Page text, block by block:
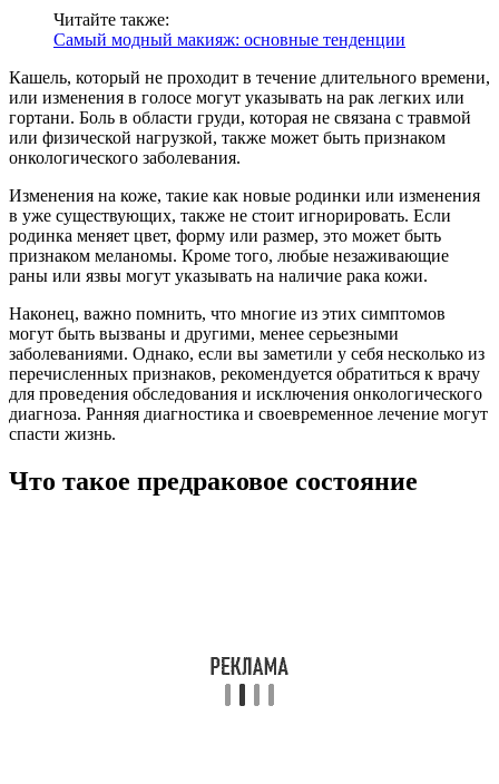
Читайте также:
Самый модный макияж: основные тенденции
Кашель, который не проходит в течение длительного времени,
или изменения в голосе могут указывать на рак легких или
гортани. Боль в области груди, которая не связана с травмой
или физической нагрузкой, также может быть признаком
онкологического заболевания.
Изменения на коже, такие как новые родинки или изменения
в уже существующих, также не стоит игнорировать. Если
родинка меняет цвет, форму или размер, это может быть
признаком меланомы. Кроме того, любые незаживающие
раны или язвы могут указывать на наличие рака кожи.
Наконец, важно помнить, что многие из этих симптомов
могут быть вызваны и другими, менее серьезными
заболеваниями. Однако, если вы заметили у себя несколько из
перечисленных признаков, рекомендуется обратиться к врачу
для проведения обследования и исключения онкологического
диагноза. Ранняя диагностика и своевременное лечение могут
спасти жизнь.
Что такое предраковое состояние